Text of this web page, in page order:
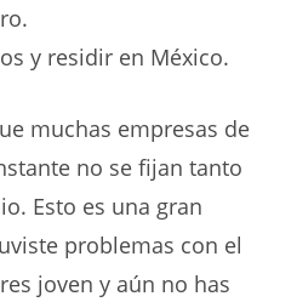
y residir en México.
muchas empresas de
no se fijan tanto
Esto es una gran
problemas con el
joven y aún no has